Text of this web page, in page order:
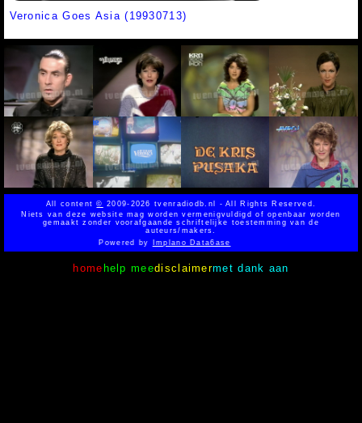
Veronica Goes Asia (19930713)
All content© 2009-2026 tvenradiodb.nl - All Rights Reserved.
Niets van deze website mag worden vermenigvuldigd of openbaar worden
gemaakt zonder voorafgaande schriftelijke toestemming van de
auteurs/makers.
Powered by
Implano Data6ase
home help meedisclaimermet dank aan